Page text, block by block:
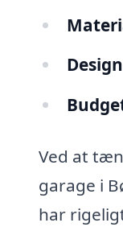
Ved at
garage i
har